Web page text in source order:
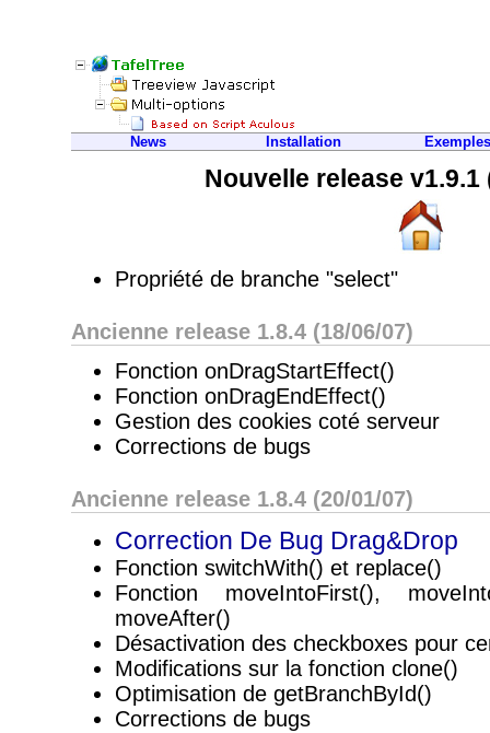
News Installation
Nouvelle release v1.9.1
Propriété de branche "select"
Ancienne release 1.8.4 (18/06/07)
Fonction onDragStartEffect()
Fonction onDragEndEffect()
Gestion des cookies coté serveur
Corrections de bugs
Ancienne release 1.8.4 (20/01/07)
Correction De Bug Drag&drop
Fonction switchWith() et replace()
Fonction moveIntoFirst(),
moveAfter()
Désactivation des checkboxes pour
Modifications sur la fonction clone()
Optimisation de getBranchById()
Corrections de bugs